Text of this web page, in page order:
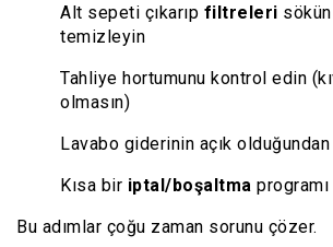
Alt sepeti çıkarıp filtreleri
temizleyin
Tahliye hortumunu kontrol edin
olmasın)
Lavabo giderinin açık
Kısa bir iptal/boşaltma
Bu adımlar çoğu zaman sorunu çözer.